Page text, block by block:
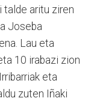
talde aritu ziren
Joseba
Lau eta
10 irabazi zion
eta
zuten Iñaki